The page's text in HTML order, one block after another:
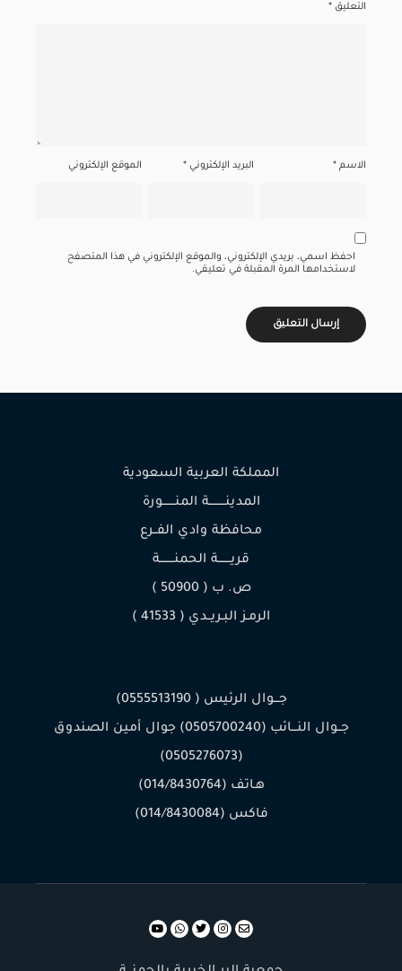
التعليق *
الاسم * البريد الإلكتروني* الموقع الإلكتروني
احفظ اسمي، بريدي الإلكتروني، والموقع الإلكتروني في هذا المتصفح
لاستخدامها المرة المقبلة في تعليقي.
المملكة العربية السعودية
المدينـــــــــة المنـــــــورة
محافظة وادي الفــرع
قريـــــــة الحمنــــــــة
ص. ب ( 50900 )
الرمـز البـريــدي ( 41533 )
جـــوال الرئيس ( 0555513190)
جــوال النـــائب (0505700240) جوال أمين الصندوق
(0505276073)
هـاتف (014/8430764)
فاكس (014/8430084)